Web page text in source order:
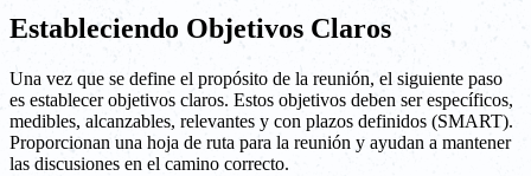
Estableciendo Objetivos Claros
Una vez que se define el propósito de la reunión, el siguiente paso
es establecer objetivos claros. Estos objetivos deben ser específicos,
medibles, alcanzables, relevantes y con plazos definidos (SMART).
Proporcionan una hoja de ruta para la reunión y ayudan a mantener
las discusiones en el camino correcto.